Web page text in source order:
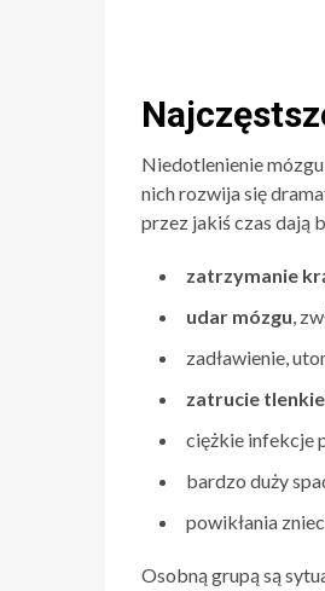
Niedotlenienie
nich rozwija się
przez jakiś czas dają
zatrzymanie
udar mózgu,
zadławienie,
zatrucie
ciężkie infekcje
bardzo duży
powikłania
Osobną grupą są